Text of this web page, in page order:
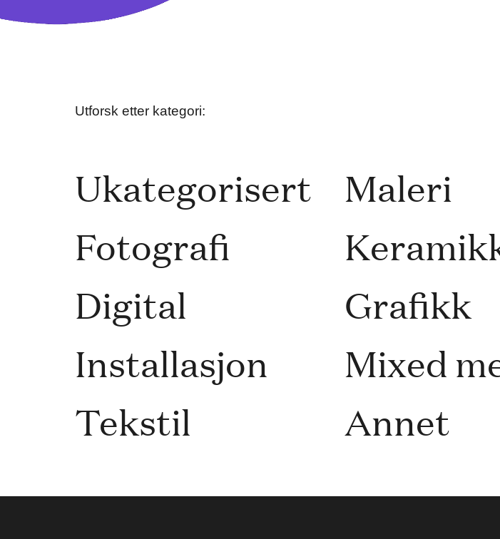
Utforsk etter kategori:
Ukategorisert Maleri
Fotografi
Digital
Grafikk
Installasjon
Mixed
Tekstil
Annet